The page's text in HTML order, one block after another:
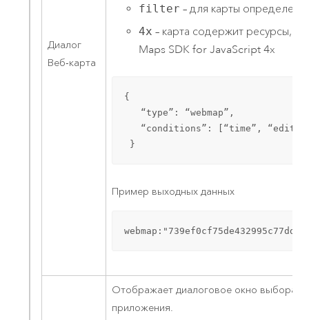
Диалог
Веб-карта
filter – для карты определен
4x – карта содержит ресурсы,
Maps SDK for JavaScript 4x
{
   “type”: “webmap”,
“conditions”: [“time”,
}
Пример выходных данных
Отображает диалоговое окно выбора
приложения.